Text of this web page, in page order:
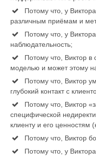
Потому что, у
различным приёмам и
Потому что, у
наблюдательность;
Потому что, Виктор в
моделью и может этому
Потому что, Виктор
глубокий контакт с
Потому что, Виктор
специфической
клиенту и его ценностям
Потому что, Виктор
Потому что, у